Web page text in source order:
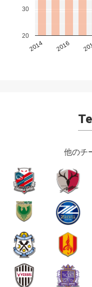
2014 2016
20
30
他のチ